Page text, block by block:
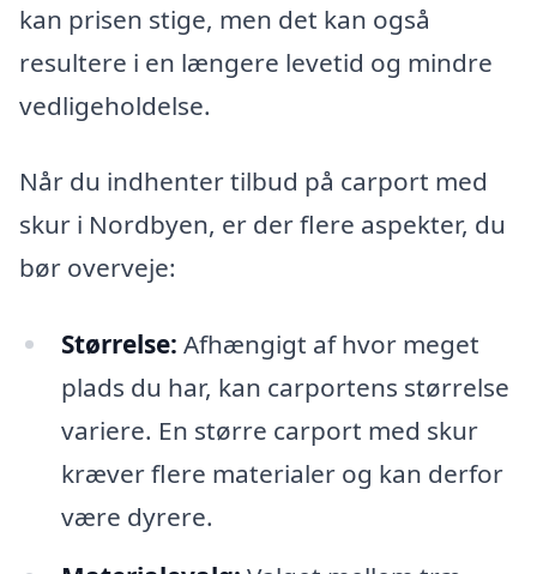
kan prisen stige, men det kan også
resultere i en længere levetid og mindre
vedligeholdelse.
Når du indhenter tilbud på carport med
skur i Nordbyen, er der flere aspekter, du
bør overveje:
Størrelse: Afhængigt af hvor meget
plads du har, kan carportens størrelse
variere. En større carport med skur
kræver flere materialer og kan derfor
være dyrere.